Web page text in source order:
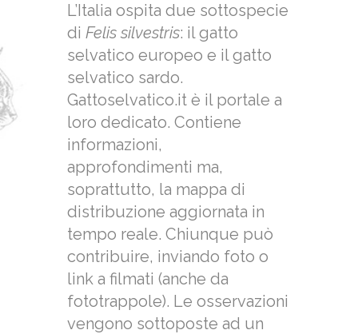
L’Italia ospita due sottospecie
di Felis silvestris: il gatto
selvatico europeo e il gatto
selvatico sardo.
Gattoselvatico.it è il portale a
loro dedicato. Contiene
informazioni,
approfondimenti ma,
soprattutto, la mappa di
distribuzione aggiornata in
tempo reale. Chiunque può
contribuire, inviando foto o
link a filmati (anche da
fototrappole). Le osservazioni
vengono sottoposte ad un